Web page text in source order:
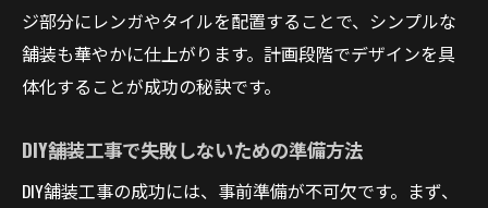
ジ部分にレンガやタイルを配置することで、シンプルな
舗装も華やかに仕上がります。計画段階でデザインを具
体化することが成功の秘訣です。
DIY舗装工事で失敗しないための準備方法
DIY舗装工事の成功には、事前準備が不可欠です。まず、